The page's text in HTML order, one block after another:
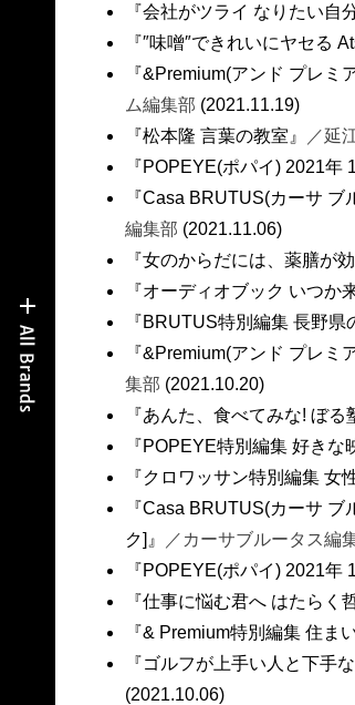
『会社がツライ なりたい自
『″味噌″できれいにヤセる
『&Premium(アンド プレミ
ム編集部 (2021.11.19)
『松本隆 言葉の教室』
／延
『POPEYE(ポパイ) 2021年
『Casa BRUTUS(カーサ ブ
編集部 (2021.11.06)
『女のからだには、薬膳が効
『オーディオブック いつか
『BRUTUS特別編集 長野県
『&Premium(アンド プレミ
集部 (2021.10.20)
『あんた、食べてみな! ぼる
『POPEYE特別編集 好きな
『クロワッサン特別編集 女
『Casa BRUTUS(カーサ
ク]』
／カーサブルータス編
『POPEYE(ポパイ) 2021年
『仕事に悩む君へ はたらく
『& Premium特別編集 住ま
『ゴルフが上手い人と下手
(2021.10.06)